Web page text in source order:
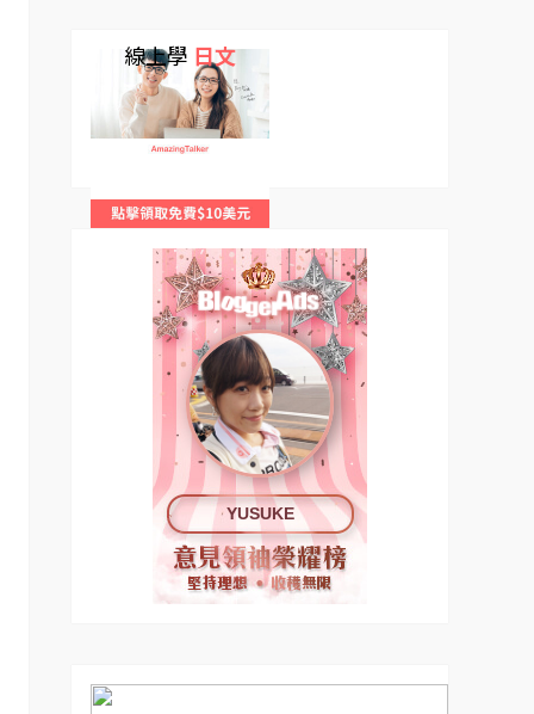
線上學 日文
YUSUKE